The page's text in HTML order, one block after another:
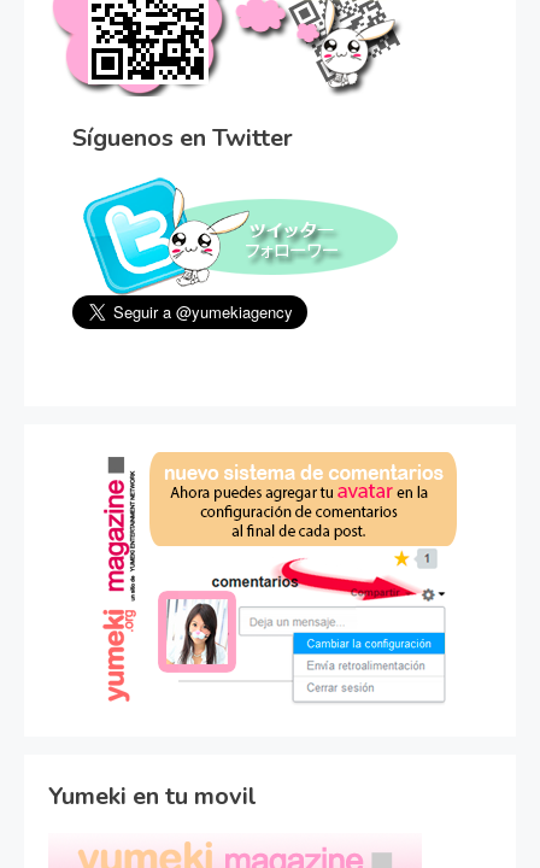
Síguenos en Twitter
Yumeki en tu movil